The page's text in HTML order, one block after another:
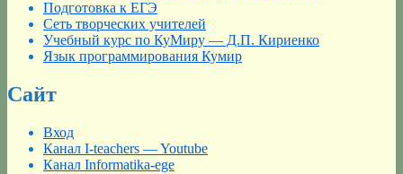
Подготовка к ЕГЭ
Сеть творческих учителей
Учебный курс по КуМиру — Д.П. Кириенко
Язык программирования Кумир
Сайт
Вход
Канал I-teachers — Youtube
Канал Informatika-ege